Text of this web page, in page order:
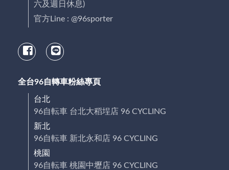
六及週日休息)
官方Line : @96sporter
全台96自轉車粉絲專頁
台北
96自転車 台北大稻埕店 96 CYCLING
新北
96自転車 新北永和店 96 CYCLING
桃園
96自転車 桃園中壢店 96 CYCLING